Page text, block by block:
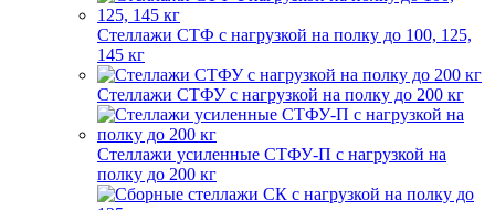
Стеллажи СТФ с нагрузкой на полку до 100, 125,
145 кг
Стеллажи СТФУ с нагрузкой на полку до 200 кг
Стеллажи усиленные СТФУ-П с нагрузкой на
полку до 200 кг